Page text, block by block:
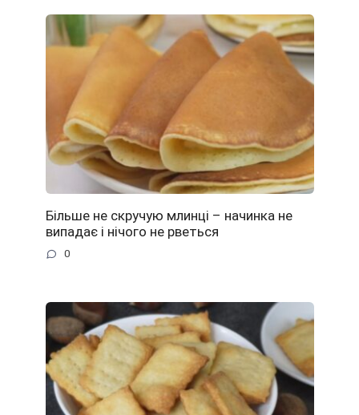
Більше не скручую млинці – начинка не
випадає і нічого не рветься
0